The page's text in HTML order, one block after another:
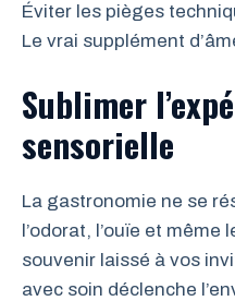
Éviter les pièges
Le vrai supplément
Sublimer
sensorielle
La gastronomie ne se
l’odorat, l’ouïe et
souvenir laissé à vos
avec soin déclenche